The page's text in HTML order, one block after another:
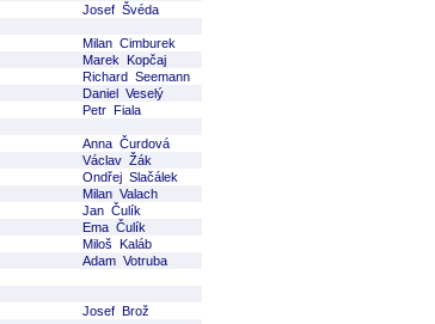
Josef Švéda
Milan Cimburek
Marek Kopčaj
Richard Seemann
Daniel Veselý
Petr Fiala
Anna Čurdová
Václav Žák
Ondřej Slačálek
Milan Valach
Jan Čulík
Ema Čulík
Miloš Kaláb
Adam Votruba
Josef Brož